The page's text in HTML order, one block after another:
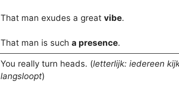
That man exudes a great vibe.
That man is such a presence.
You really turn heads. (letterlijk: iedereen
langsloopt)